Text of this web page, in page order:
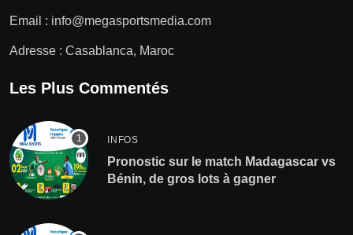
Email : info@megasportsmedia.com
Adresse : Casablanca, Maroc
Les Plus Commentés
INFOS
Pronostic sur le match Madagascar vs
Bénin, de gros lots à gagner